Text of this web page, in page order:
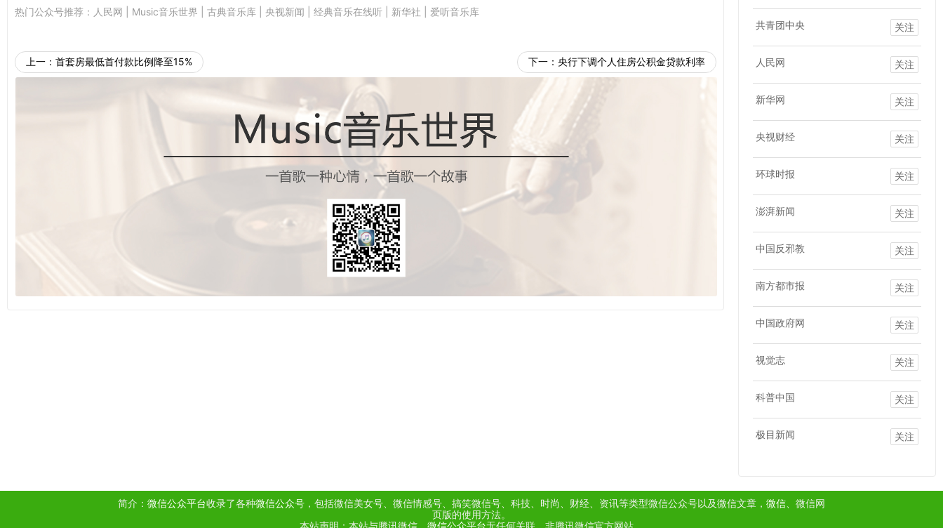
共青团中央 关注
人民网 关注
新华网 关注
央视财经 关注
环球时报 关注
澎湃新闻 关注
中国反邪教 关注
南方都市报 关注
中国政府网 关注
视觉志 关注
科普中国 关注
极目新闻 关注
热门公众号推荐： 人民网 Music音乐世界 古典音乐库 央视新闻 经典音乐在线听 新华社 爱听音乐库
上一： 首套房最低首付款比例降至15% 下一： 央行下调个人住房公积金贷款利率
简介： 微信公众平台收录了各种微信公众号 ，包括微信美女号、微信情感号、搞笑微信号、科技、时尚、财经、资讯等类型微信公众号以及微信文章， 微信 、微信网
页版的使用方法。
本站声明：本站与腾讯微信、 微信公众平台无任何关联，非腾讯微信官方网站。